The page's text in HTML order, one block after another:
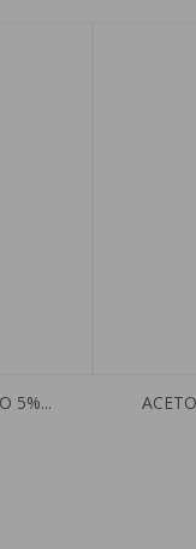
5%...